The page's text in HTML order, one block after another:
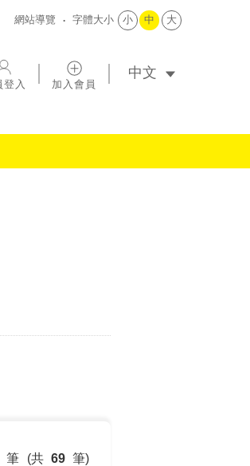
網站導覽 字體大小 小 中 大
會員登入 加入會員
筆 (共 69 筆)